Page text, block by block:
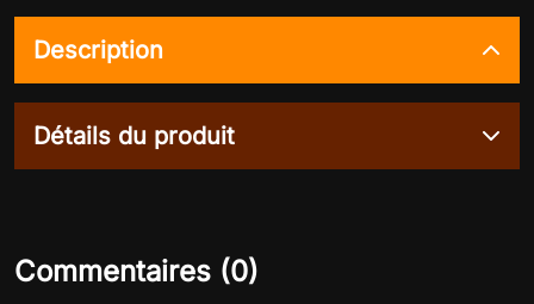
Description
Détails du produit
Commentaires (0)